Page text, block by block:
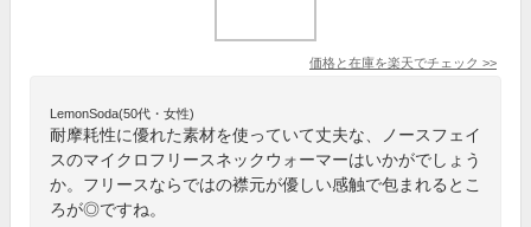
価格と在庫を楽天でチェック >>
LemonSoda(50代・女性)
耐摩耗性に優れた素材を使っていて丈夫な、ノースフェイ
スのマイクロフリースネックウォーマーはいかがでしょう
か。フリースならではの襟元が優しい感触で包まれるとこ
ろが◎ですね。